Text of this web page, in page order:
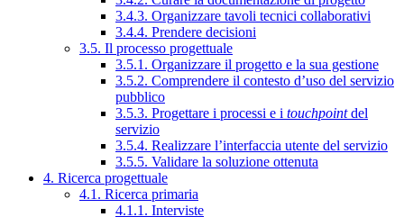
3.4.3. Organizzare tavoli tecnici collaborativi
3.4.4. Prendere decisioni
3.5. Il processo progettuale
3.5.1. Organizzare il progetto e la sua gestione
3.5.2. Comprendere il contesto d’uso del servizio
pubblico
3.5.3. Progettare i processi e i touchpointdel
servizio
3.5.4. Realizzare l’interfaccia utente del servizio
3.5.5. Validare la soluzione ottenuta
4. Ricerca progettuale
4.1. Ricerca primaria
4.1.1. Interviste